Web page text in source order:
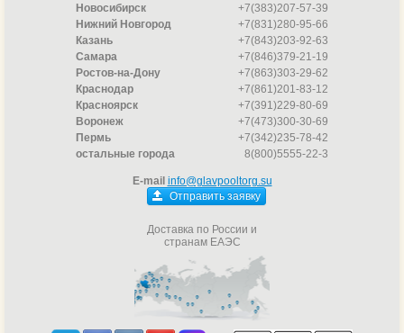
Новосибирск
+7(383)207-57-39
Нижний Новгород
+7(831)280-95-66
Казань
+7(843)203-92-63
Самара
+7(846)379-21-19
Ростов-на-Дону
+7(863)303-29-62
Краснодар
+7(861)201-83-12
Красноярск
+7(391)229-80-69
Воронеж
+7(473)300-30-69
Пермь
+7(342)235-78-42
остальные города
8(800)5555-22-3
E-mail info@glavpooltorg.su
Отправить заявку
Доставка по России и
странам ЕАЭС